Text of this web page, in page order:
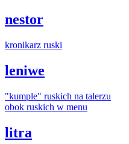
nestor
kronikarz ruski
leniwe
"kumple" ruskich na talerzu
obok ruskich w menu
litra